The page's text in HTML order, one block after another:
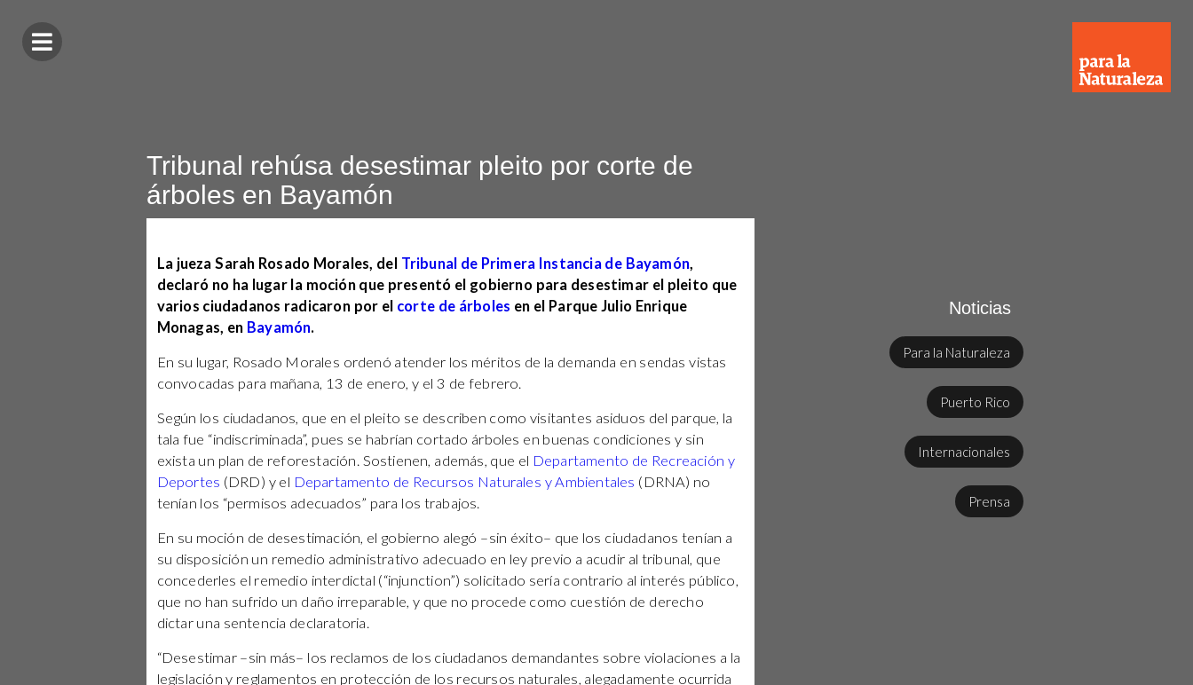
Tribunal rehúsa desestimar pleito por corte de
árboles en Bayamón
La jueza Sarah Rosado Morales, del Tribunal de Primera Instancia de Bayamón,
declaró no ha lugar la moción que presentó el gobierno para desestimar el pleito que
varios ciudadanos radicaron por el corte de árboles en el Parque Julio Enrique
Monagas, en Bayamón.
En su lugar, Rosado Morales ordenó atender los méritos de la demanda en sendas vistas
convocadas para mañana, 13 de enero, y el 3 de febrero.
Según los ciudadanos, que en el pleito se describen como visitantes asiduos del parque, la
tala fue “indiscriminada”, pues se habrían cortado árboles en buenas condiciones y sin
exista un plan de reforestación. Sostienen, además, que el Departamento de Recreación y
Deportes (DRD) y el Departamento de Recursos Naturales y Ambientales (DRNA) no
tenían los “permisos adecuados” para los trabajos.
En su moción de desestimación, el gobierno alegó –sin éxito– que los ciudadanos tenían a
su disposición un remedio administrativo adecuado en ley previo a acudir al tribunal, que
concederles el remedio interdictal (“injunction”) solicitado sería contrario al interés público,
que no han sufrido un daño irreparable, y que no procede como cuestión de derecho
dictar una sentencia declaratoria.
“Desestimar –sin más– los reclamos de los ciudadanos demandantes sobre violaciones a la
legislación y reglamentos en protección de los recursos naturales, alegadamente ocurrida
Noticias
Para la Naturaleza
Puerto Rico
Internacionales
Prensa